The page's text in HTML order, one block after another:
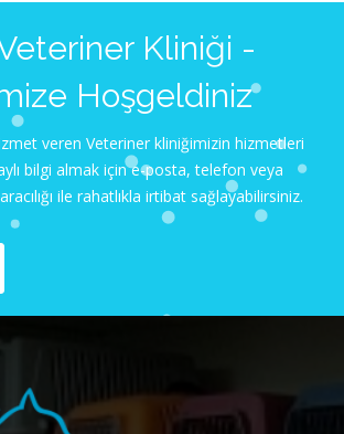
Kliniği -
Hoşgeldiniz
veren Veteriner kliniğimizin hizmetleri
bilgi almak için e-posta, telefon veya
ile rahatlıkla irtibat sağlayabilirsiniz.